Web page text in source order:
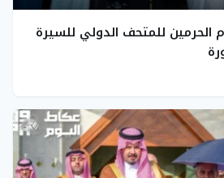
الحرمين للمتحف الدولي للسيرة